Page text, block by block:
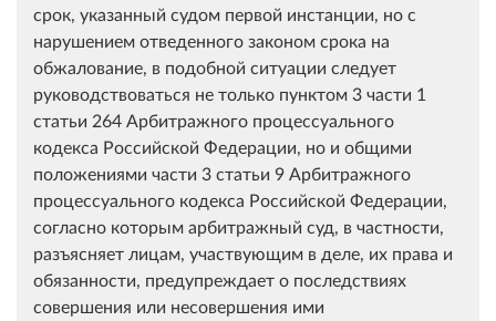
срок, указанный судом первой инстанции, но с
нарушением отведенного законом срока на
обжалование, в подобной ситуации следует
руководствоваться не только пунктом 3 части 1
статьи 264 Арбитражного процессуального
кодекса Российской Федерации, но и общими
положениями части 3 статьи 9 Арбитражного
процессуального кодекса Российской Федерации,
согласно которым арбитражный суд, в частности,
разъясняет лицам, участвующим в деле, их права и
обязанности, предупреждает о последствиях
совершения или несовершения ими